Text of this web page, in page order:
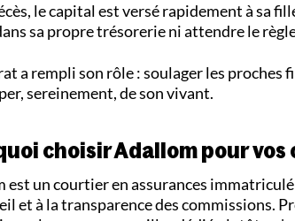
le capital est versé rapidement à sa
sa propre trésorerie ni attendre le
a rempli son rôle : soulager les
sereinement, de son vivant.
choisir Adallom pour vos
est un courtier en assurances
et à la transparence des commissions.